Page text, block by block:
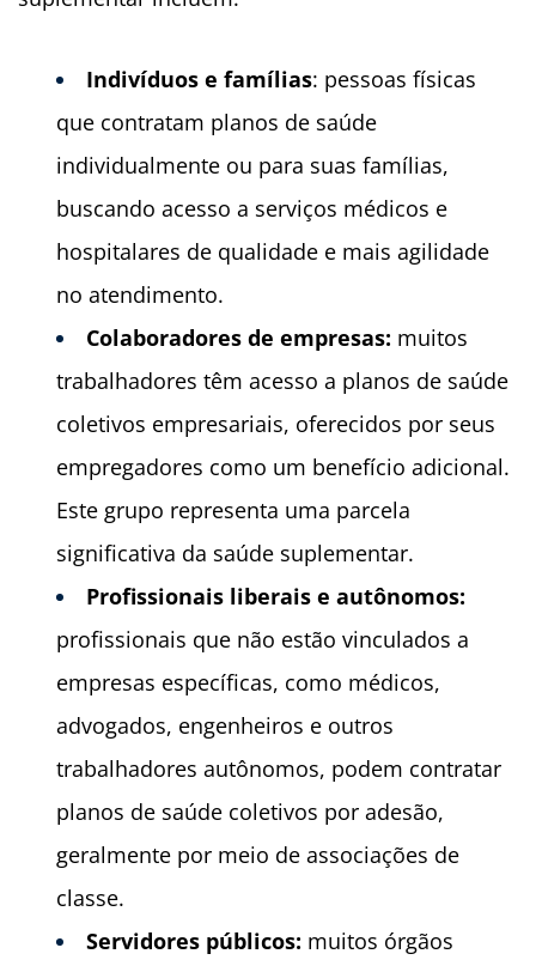
Indivíduos e famílias: pessoas físicas
que contratam planos de saúde
individualmente ou para suas famílias,
buscando acesso a serviços médicos e
hospitalares de qualidade e mais agilidade
no atendimento.
Colaboradores de empresas: muitos
trabalhadores têm acesso a planos de saúde
coletivos empresariais, oferecidos por seus
empregadores como um benefício adicional.
Este grupo representa uma parcela
significativa da saúde suplementar.
Profissionais liberais e autônomos:
profissionais que não estão vinculados a
empresas específicas, como médicos,
advogados, engenheiros e outros
trabalhadores autônomos, podem contratar
planos de saúde coletivos por adesão,
geralmente por meio de associações de
classe.
Servidores públicos: muitos órgãos